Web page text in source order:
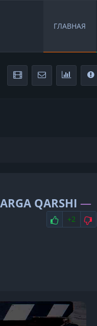
ГЛАВНАЯ
QARSHI —
+2